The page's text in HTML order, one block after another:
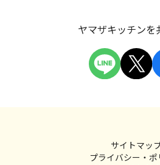
ヤマザキッチンを
サイトマッ
プライバシー・ポ